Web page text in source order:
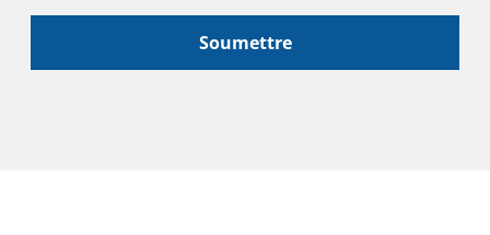
Soumettre